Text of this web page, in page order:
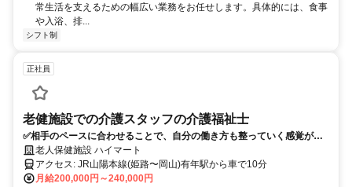
常生活を支えるための幅広い業務をお任せします。具体的には、食事
や入浴、排...
シフト制
正社員
老健施設での介護スタッフの介護福祉士
✅相手のペースに合わせることで、自分の働き方も整っていく感覚があ
ります。
老人保健施設 ハイマート
アクセス: JR山陽本線(姫路〜岡山)有年駅から車で10分
月給200,000円～240,000円